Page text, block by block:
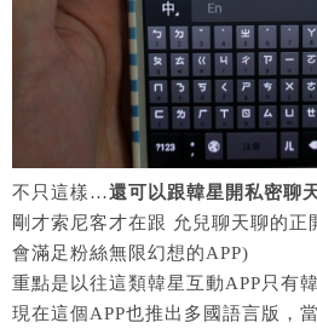
不只這樣…還可以跟韓星開私密聊
剛才索尼客才在跟 允兒聊天聊的正
會滿足粉絲無限幻想的APP)
重點是以往這類韓星互動APP只有
現在這個APP也推出多國語言版，